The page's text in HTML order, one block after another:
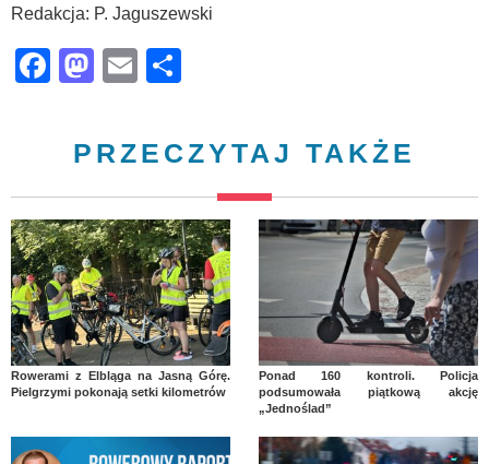
Redakcja: P. Jaguszewski
Facebook
Mastodon
Email
PRZECZYTAJ TAKŻE
Rowerami z Elbląga na Jasną Górę.
Pielgrzymi pokonają setki kilometrów
Ponad 160 kontroli. Policja
podsumowała piątkową akcję
„Jednoślad”